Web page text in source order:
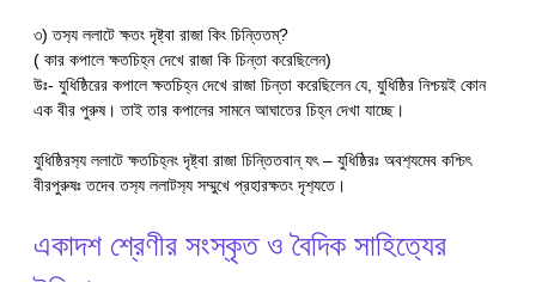
৩) তস‍্য ললাটে ক্ষতং দৃষ্ট্বা রাজা কিং চিন্তিতম্?
( কার কপালে ক্ষতচিহ্ন দেখে রাজা কি চিন্তা করেছিলেন)
উঃ- যুধিষ্ঠিরের কপালে ক্ষতচিহ্ন দেখে রাজা চিন্তা করেছিলেন যে, যুধিষ্ঠির নিশ্চয়ই কোন
এক বীর পুরুষ। তাই তার কপালের সামনে আঘাতের চিহ্ন দেখা যাচ্ছে।
যুধিষ্ঠিরস‍্য ললাটে ক্ষতচিহ্নং দৃষ্ট্বা রাজা চিন্তিতবান্ যৎ – যুধিষ্ঠিরঃ অবশ‍্যমেব কশ্চিৎ
বীরপুরুষঃ তদেব তস‍্য ললাটস‍্য সম্মুখে প্রহারক্ষতং দৃশ‍্যতে।
একাদশ শ্রেণীর সংস্কৃত ও বৈদিক সাহিত‍্যের